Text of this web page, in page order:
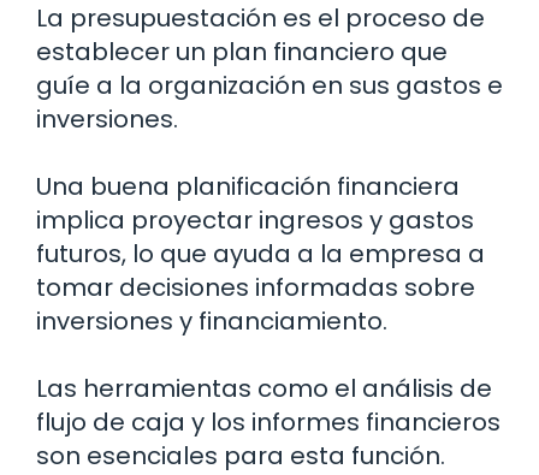
La presupuestación es el proceso de
establecer un plan financiero que
guíe a la organización en sus gastos e
inversiones.
Una buena planificación financiera
implica proyectar ingresos y gastos
futuros, lo que ayuda a la empresa a
tomar decisiones informadas sobre
inversiones y financiamiento.
Las herramientas como el análisis de
flujo de caja y los informes financieros
son esenciales para esta función.